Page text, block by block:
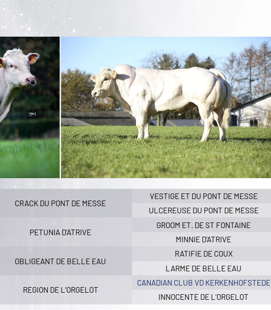
CRACK DU PONT DE MESSE
PETUNIA D’ATRIVE
VESTIGE ET DU PONT DE MESSE
ULCEREUSE DU PONT DE MESSE
GROOM ET. DE ST FONTAINE
MINNIE D’ATRIVE
OBLIGEANT DE BELLE EAU
REGION DE L’ORGELOT
RATIFIE DE COUX
LARME DE BELLE EAU
CANADIAN CLUB VD KERKENHOFSTEDE
INNOCENTE DE L’ORGELOT